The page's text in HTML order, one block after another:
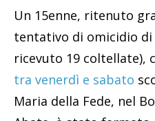
Un 15enne, ritenuto
tentativo di omicidio di
ricevuto 19 coltellate),
tra venerdì e sabato
Maria della Fede, nel